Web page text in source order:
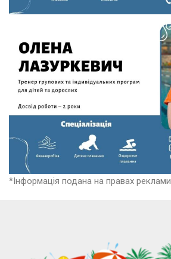
*Інформація подана на правах реклами